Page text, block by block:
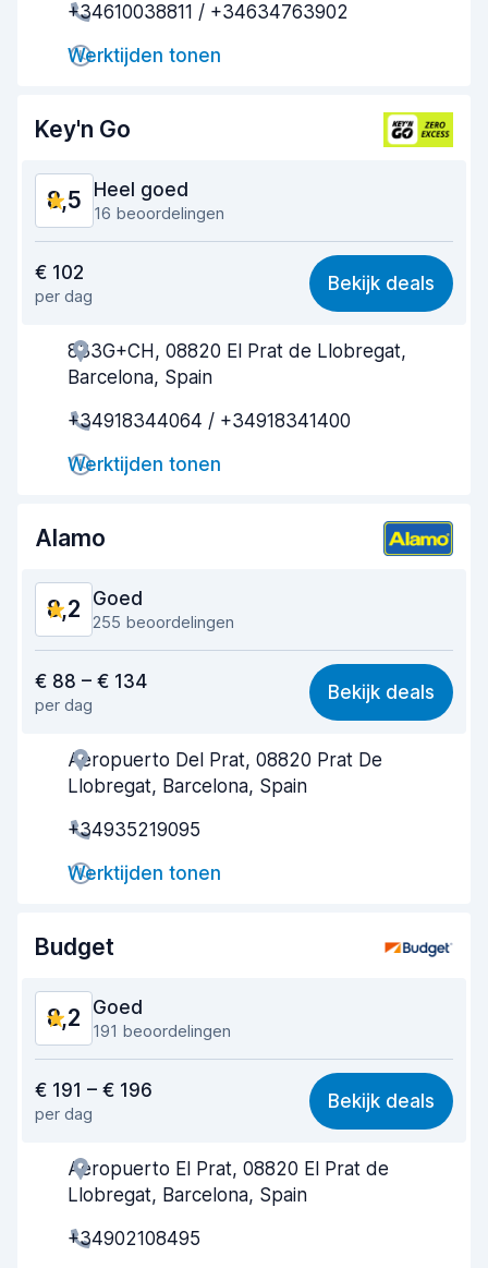
Snelheid ophaalproces
Snelheid inleverproces
8,7
+34610038811 / +34634763902
Werktijden tonen
Key'n Go
8,5 Heel goed
16 beoordelingen
8,5
Makkelijk te vinden 7,6
Behulpzame medewerker
Staat van de auto 8,4
€ 102
per dag
Bekijk deals
833G+CH, 08820 El Prat de Llobregat,
Barcelona, Spain
+34918344064 / +34918341400
Werktijden tonen
Alamo
8,2 Goed
255 beoordelingen
7,9
Makkelijk te vinden 7,8
Behulpzame medewerker
Staat van de auto 8,6
€ 88 – € 134
per dag
Bekijk deals
Aeropuerto Del Prat, 08820 Prat De
Llobregat, Barcelona, Spain
+34935219095
Werktijden tonen
Budget
8,2 Goed
191 beoordelingen
7,9
Makkelijk te vinden 8,2
Behulpzame medewerker
€ 191 – € 196
per dag
Bekijk deals
Aeropuerto El Prat, 08820 El Prat de
Llobregat, Barcelona, Spain
+34902108495